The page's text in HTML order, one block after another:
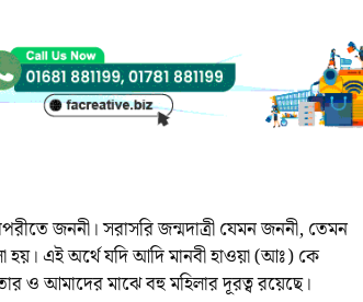
জননী। সরাসরি জন্মদাত্রী যেমন জননী, তেমন
এই অর্থে যদি আদি মানবী হাওয়া (আঃ) কে
ও আমাদের মাঝে বহু মহিলার দূরত্ব রয়েছে।